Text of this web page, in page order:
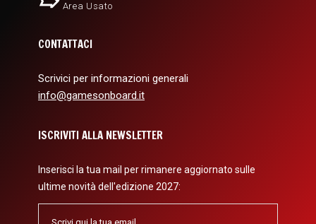
Area Usato
CONTATTACI
Scrivici per informazioni generali
info@gamesonboard.it
ISCRIVITI ALLA NEWSLETTER
Inserisci la tua mail per rimanere aggiornato sulle
ultime novità dell'edizione 2027: